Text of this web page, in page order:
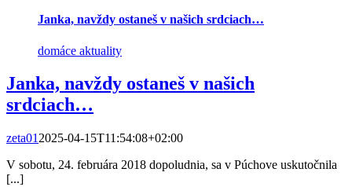
Janka, navždy ostaneš v našich srdciach…
domáce aktuality
Janka, navždy ostaneš v našich
srdciach…
zeta01 2025-04-15T11:54:08+02:00
V sobotu, 24. februára 2018 dopoludnia, sa v Púchove uskutočnila
[...]